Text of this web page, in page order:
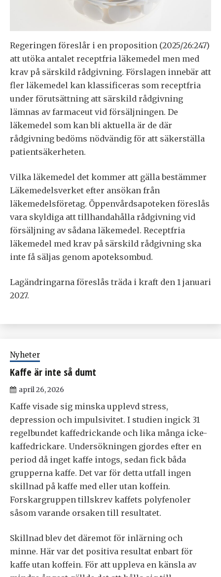
Regeringen föreslår i en proposition (2025/26:247)
att utöka antalet receptfria läkemedel men med
krav på särskild rådgivning. Förslagen innebär att
fler läkemedel kan klassificeras som receptfria
under förutsättning att särskild rådgivning
lämnas av farmaceut vid försäljningen. De
läkemedel som kan bli aktuella är de där
rådgivning bedöms nödvändig för att säkerställa
patientsäkerheten.
Vilka läkemedel det kommer att gälla bestämmer
Läkemedelsverket efter ansökan från
läkemedelsföretag. Öppenvårdsapoteken föreslås
vara skyldiga att tillhandahålla rådgivning vid
försäljning av sådana läkemedel. Receptfria
läkemedel med krav på särskild rådgivning ska
inte få säljas genom apoteksombud.
Lagändringarna föreslås träda i kraft den 1 januari
2027.
Nyheter
Kaffe är inte så dumt
april 26, 2026
Kaffe visade sig minska upplevd stress,
depression och impulsivitet. I studien ingick 31
regelbundet kaffedrickande och lika många icke-
kaffedrickare. Undersökningen gjordes efter en
period då inget kaffe intogs, sedan fick båda
grupperna kaffe. Det var för detta utfall ingen
skillnad på kaffe med eller utan koffein.
Forskargruppen tillskrev kaffets polyfenoler
såsom varande orsaken till resultatet.
Skillnad blev det däremot för inlärning och
minne. Här var det positiva resultat enbart för
kaffe utan koffein. För att uppleva en känsla av